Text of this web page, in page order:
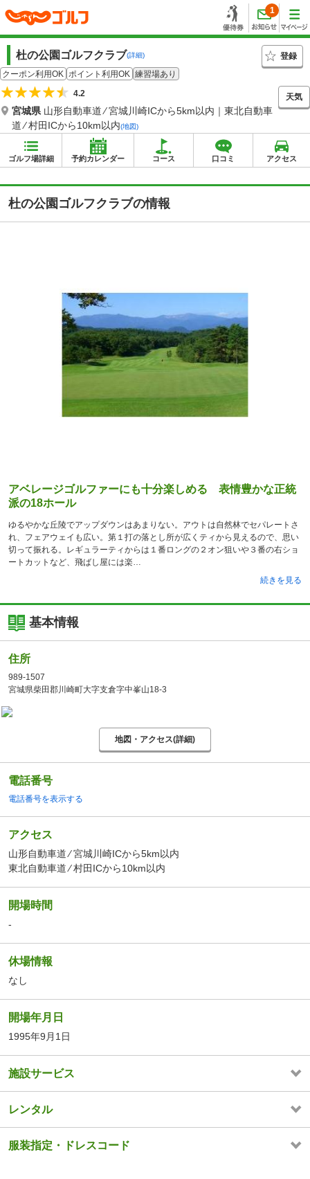
1
杜の公園ゴルフクラブ(詳細)
登録
クーポン利用OK ポイント利用OK 練習場あり
4.2
宮城県 山形自動車道 ⁄ 宮城川崎ICから5km以内｜東北自動車
道 ⁄ 村田ICから10km以内(地図)
天気
ゴルフ場詳細 予約カレンダー コース 口コミ アクセス
杜の公園ゴルフクラブの情報
アベレージゴルファーにも十分楽しめる 表情豊かな正統
派の18ホール
ゆるやかな丘陵でアップダウンはあまりない。アウトは自然林でセパレートさ
れ、フェアウェイも広い。第１打の落とし所が広くティから見えるので、思い
切って振れる。レギュラーティからは１番ロングの２オン狙いや３番の右ショ
ートカットなど、飛ばし屋には楽
続きを見る
基本情報
住所
989-1507
宮城県柴田郡川崎町大字支倉字中峯山18-3
地図・アクセス(詳細)
電話番号
電話番号を表示する
アクセス
山形自動車道 ⁄ 宮城川崎ICから5km以内
東北自動車道 ⁄ 村田ICから10km以内
開場時間
-
休場情報
なし
開場年月日
1995年9月1日
施設サービス
レンタル
服装指定・ドレスコード